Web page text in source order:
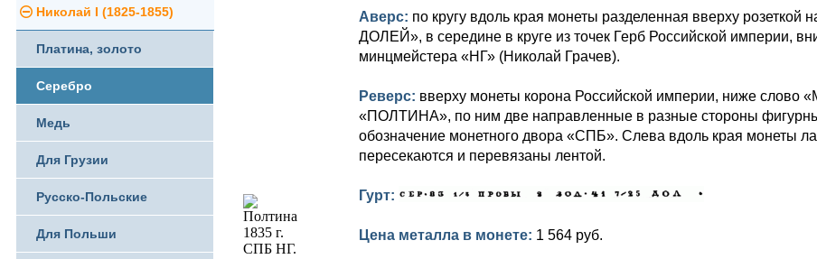
Медь
Германская оккупация
Для Финляндии
Памятные и донативные
Серебро
Медь
Для Финляндии
Памятные и донативные
Золото
Серебро
Медь
Для Финляндии
Памятные и донативные
Николай I (1825-1855)
Платина, золото
Серебро
Медь
Для Грузии
Русско-Польские
Для Польши
Аверс: по кругу вдоль края монеты разделенная вверху
ДОЛЕЙ», в середине в круге из точек Герб Российской империи,
минцмейстера «НГ» (Николай Грачев).
Реверс: вверху монеты корона Российской империи, ниже
«ПОЛТИНА», по ним две направленные в разные стороны
обозначение монетного двора «СПБ». Слева вдоль края монеты
пересекаются и перевязаны лентой.
Гурт:
Цена металла в монете: 1 564 руб.